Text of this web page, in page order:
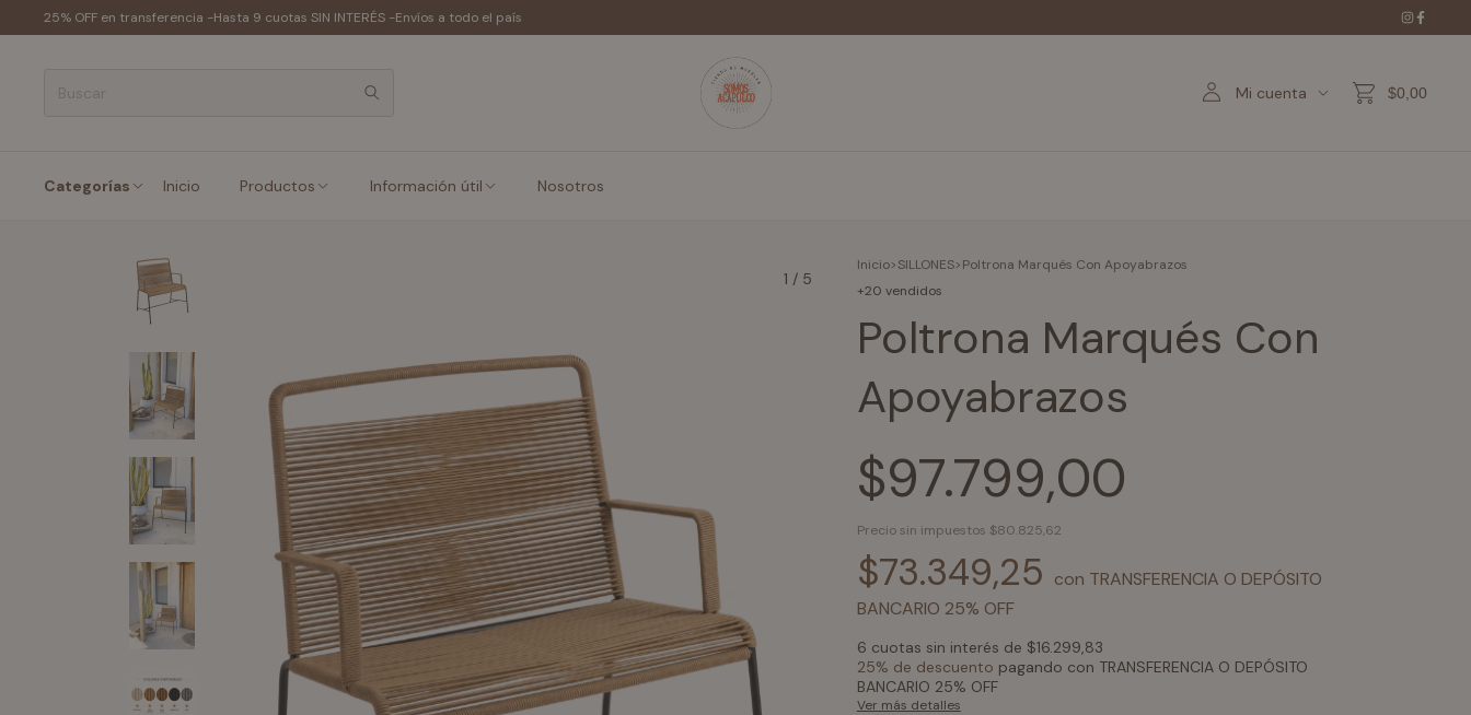
25% OFF en transferencia -Hasta 9 cuotas SIN INTERÉS -Envíos a todo el país
Mi cuenta $0,00
Categorías Inicio Productos Información útil Nosotros
1 / 5
Inicio>SILLONES>Poltrona Marqués Con Apoyabrazos
+20 vendidos
Poltrona Marqués Con
Apoyabrazos
$97.799,00
Precio sin impuestos $80.825,62
$73.349,25 con TRANSFERENCIA O DEPÓSITO
BANCARIO 25% OFF
6 cuotas sin interés de $16.299,83
25% de descuento pagando con TRANSFERENCIA O DEPÓSITO
BANCARIO 25% OFF
Ver más detalles